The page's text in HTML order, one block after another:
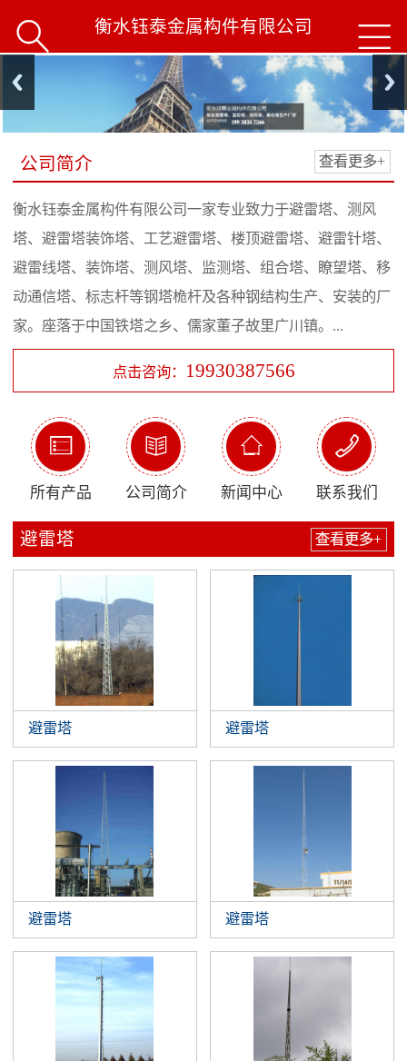

 衡水钰泰金属构件有限公司
公司简介 查看更多+
衡水钰泰金属构件有限公司一家专业致力于避雷塔、测风
塔、避雷塔装饰塔、工艺避雷塔、楼顶避雷塔、避雷针塔、
避雷线塔、装饰塔、测风塔、监测塔、组合塔、瞭望塔、移
动通信塔、标志杆等钢塔桅杆及各种钢结构生产、安装的厂
家。座落于中国铁塔之乡、儒家董子故里广川镇。...
点击咨询： 19930387566

所有产品

公司简介

新闻中心

联系我们
避雷塔 查看更多+
避雷塔 避雷塔
避雷塔 避雷塔